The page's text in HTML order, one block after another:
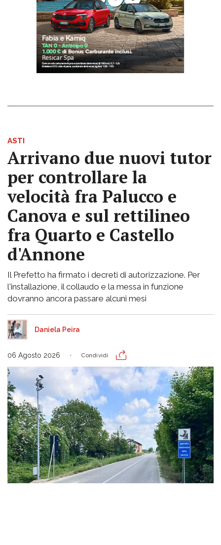
ASTI
Arrivano due nuovi tutor
per controllare la
velocità fra Palucco e
Canova e sul rettilineo
fra Quarto e Castello
d'Annone
Il Prefetto ha firmato i decreti di autorizzazione. Per
l'installazione, il collaudo e la messa in funzione
dovranno ancora passare alcuni mesi
Daniela Peira
06 Agosto 2026 Condividi